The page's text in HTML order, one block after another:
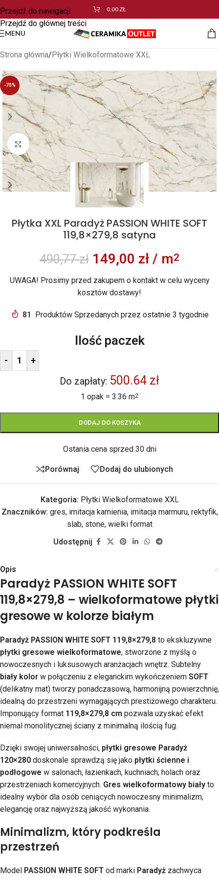
Przejdź do nawigacji
Przejdź do głównej treści
0,00ZŁ
MENU
Strona główna/Płytki Wielkoformatowe XXL
-70%
Kliknij aby powiększyć
Płytka XXL Paradyż PASSION WHITE SOFT
119,8×279,8 satyna
490,77zł 149,00 zł / m2
UWAGA! Prosimy przed zakupem o kontakt w celu wyceny
kosztów dostawy!
81 Produktów Sprzedanych przez ostatnie 3 tygodnie
Ilość paczek
- +
Do zapłaty: 500.64 zł
1 opak = 3.36 m2
DODAJ DO KOSZYKA
Ostania cena sprzed 30 dni
Porównaj Dodaj do ulubionych
Kategoria: Płytki Wielkoformatowe XXL
Znaczników: gres, imitacja kamienia, imitacja marmuru, rektyfik,
slab, stone, wielki format
Udostępnij
Opis
Paradyż PASSION WHITE SOFT
119,8×279,8 – wielkoformatowe płytki
gresowe w kolorze białym
Paradyż PASSION WHITE SOFT 119,8×279,8 to ekskluzywne
płytki gresowe wielkoformatowe, stworzone z myślą o
nowoczesnych i luksusowych aranżacjach wnętrz. Subtelny
biały kolor w połączeniu z eleganckim wykończeniem SOFT
(delikatny mat) tworzy ponadczasową, harmonijną powierzchnię,
idealną do przestrzeni wymagających prestiżowego charakteru.
Imponujący format 119,8×279,8 cm pozwala uzyskać efekt
niemal monolitycznej ściany z minimalną ilością fug.
Dzięki swojej uniwersalności, płytki gresowe Paradyż
120×280 doskonale sprawdzą się jako płytki ścienne i
podłogowe w salonach, łazienkach, kuchniach, holach oraz
przestrzeniach komercyjnych. Gres wielkoformatowy biały to
idealny wybór dla osób ceniących nowoczesny minimalizm,
elegancję oraz najwyższą jakość wykonania.
Minimalizm, który podkreśla
przestrzeń
Model PASSION WHITE SOFT od marki Paradyż zachwyca